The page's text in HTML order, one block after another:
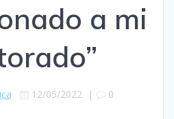
a mi
12/05/2022| 0